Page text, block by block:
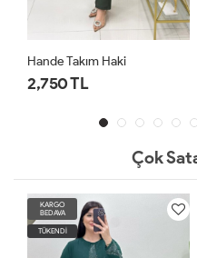
Hande Takım Haki
2,750 TL
Çok
KARGO
BEDAVA
TÜKENDİ